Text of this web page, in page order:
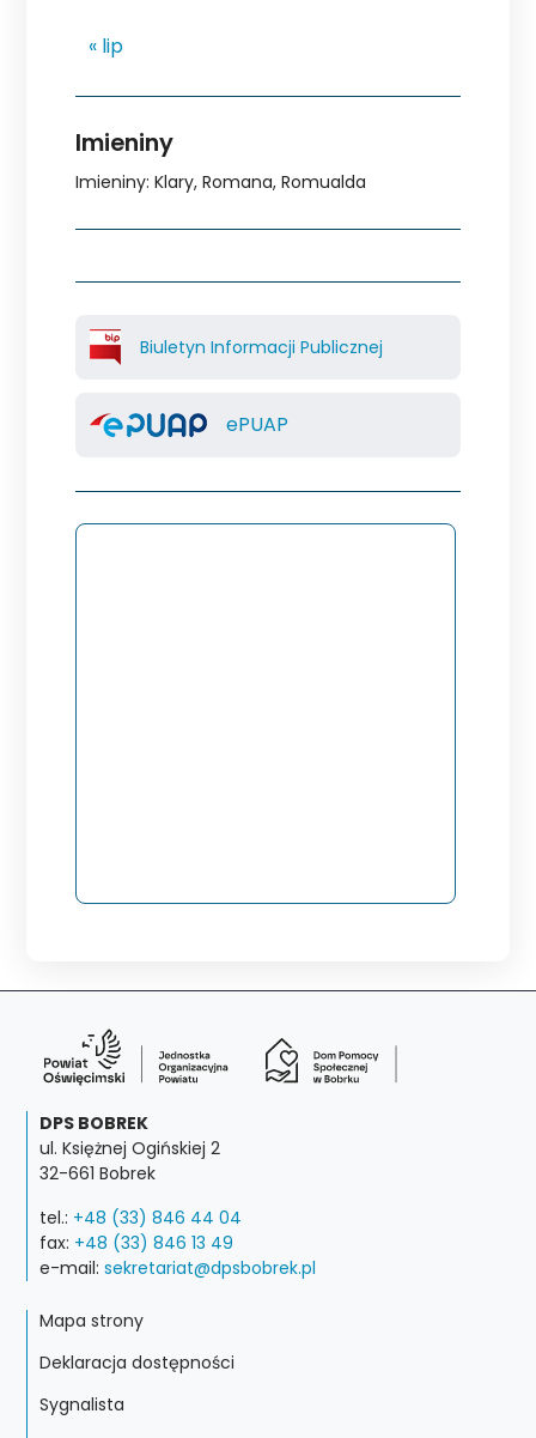
« lip
Imieniny
Imieniny: Klary, Romana, Romualda
Biuletyn Informacji Publicznej
ePUAP
DPS BOBREK
ul. Księżnej Ogińskiej 2
32-661 Bobrek
tel.: +48 (33) 846 44 04
fax: +48 (33) 846 13 49
e-mail: sekretariat@dpsbobrek.pl
Mapa strony
Deklaracja dostępności
Sygnalista